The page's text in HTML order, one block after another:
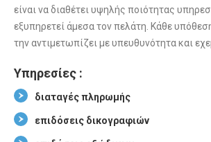
είναι να διαθέτει υψηλής ποιότητας
εξυπηρετεί άμεσα τον πελάτη. Κάθε
την αντιμετωπίζει με υπευθυνότητα και
Υπηρεσίες :
διαταγές πληρωμής
επιδόσεις δικογραφιών